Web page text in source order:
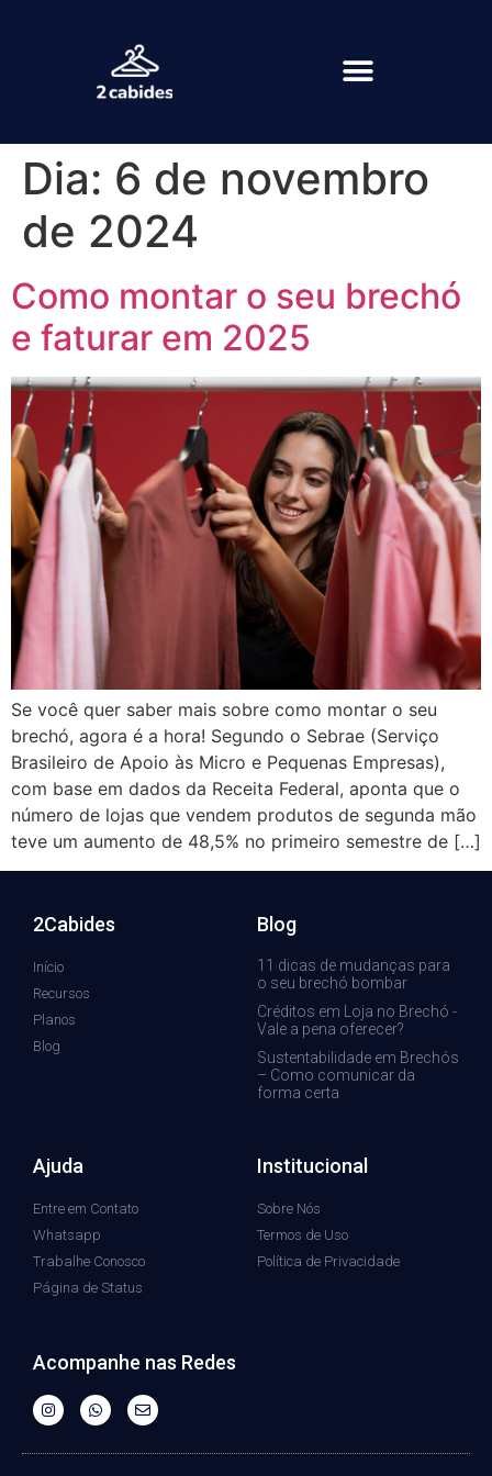
Dia: 6 de novembro
de 2024
Como montar o seu brechó
e faturar em 2025
Se você quer saber mais sobre como montar o seu
brechó, agora é a hora! Segundo o Sebrae (Serviço
Brasileiro de Apoio às Micro e Pequenas Empresas),
com base em dados da Receita Federal, aponta que o
número de lojas que vendem produtos de segunda mão
teve um aumento de 48,5% no primeiro semestre de […]
2Cabides
Início
Recursos
Planos
Blog
Blog
11 dicas de mudanças para
o seu brechó bombar
Créditos em Loja no Brechó -
Vale a pena oferecer?
Sustentabilidade em Brechós
– Como comunicar da
forma certa
Ajuda
Entre em Contato
Whatsapp
Trabalhe Conosco
Página de Status
Institucional
Sobre Nós
Termos de Uso
Política de Privacidade
Acompanhe nas Redes